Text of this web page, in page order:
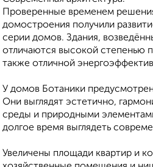
Проверенные временем
домостроения получили
серии домов. Здания,
отличаются высокой степенью
также отличной
У домов Ботаники
Они выглядят эстетично,
среды и природными
долгое время выглядеть
Увеличены площади квартир и